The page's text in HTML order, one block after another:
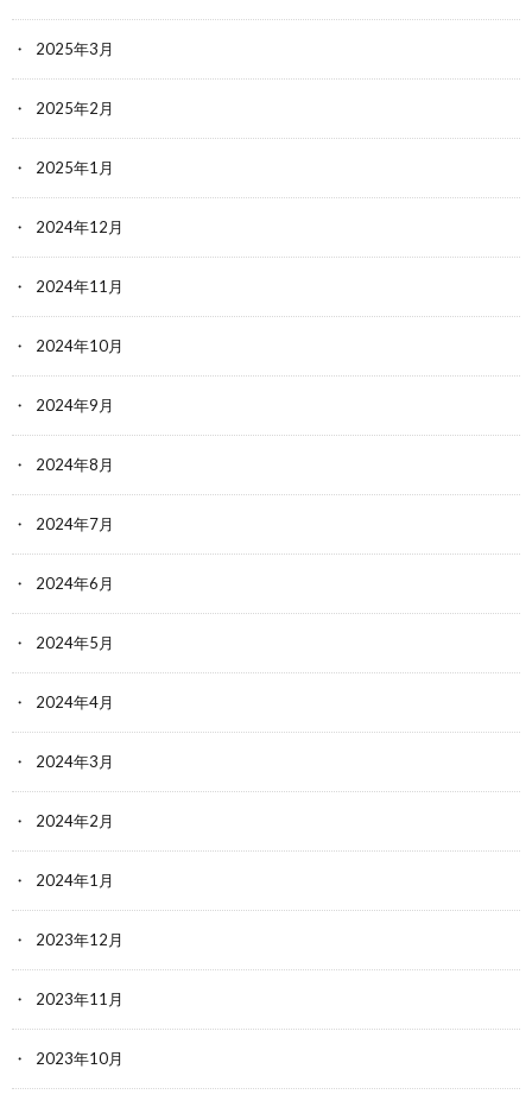
2025年3月
2025年2月
2025年1月
2024年12月
2024年11月
2024年10月
2024年9月
2024年8月
2024年7月
2024年6月
2024年5月
2024年4月
2024年3月
2024年2月
2024年1月
2023年12月
2023年11月
2023年10月